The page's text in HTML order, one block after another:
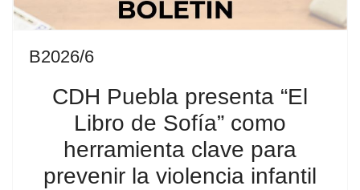
B2026/6
CDH Puebla presenta “El
Libro de Sofía” como
herramienta clave para
prevenir la violencia infantil